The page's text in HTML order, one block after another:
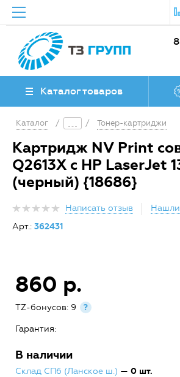
Каталог товаров
Каталог / / Тонер-картриджи
Картридж NV Print
Q2613X с HP LaserJet
(черный) {18686}
Написать отзыв
Арт.: 362431
860 р.
TZ-бонусов: 9 ?
Гарантия:
В наличии
Склад СПб (Ланское ш.) — 0 шт.